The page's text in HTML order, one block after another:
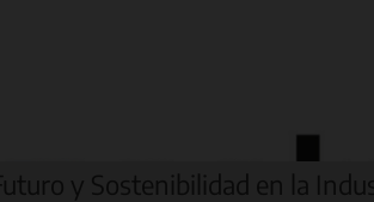
y Sostenibilidad en la